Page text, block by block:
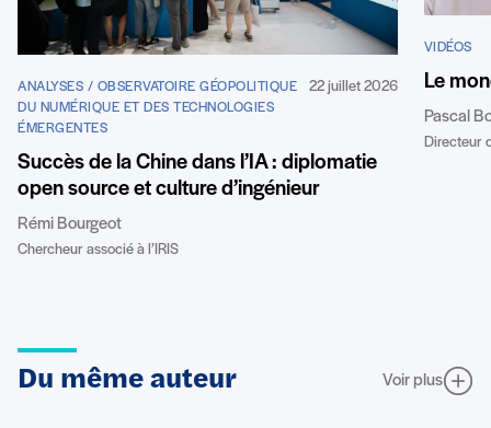
ANALYSES / OBSERVATOIRE GÉOPOLITIQUE
DU NUMÉRIQUE ET DES TECHNOLOGIES
ÉMERGENTES
22 juillet 2026
Succès de la Chine dans l’IA : diplomatie
open source et culture d’ingénieur
Rémi Bourgeot
Chercheur associé à l’IRIS
VIDÉOS
Le
Pascal
Directeur
Du même auteur Voir plus